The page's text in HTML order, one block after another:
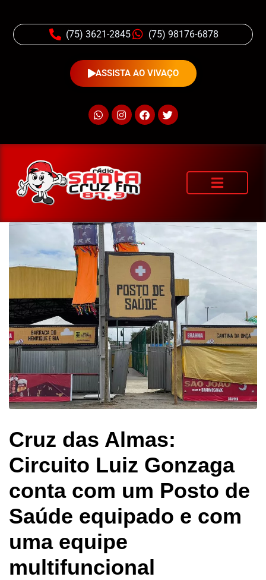
(75) 3621-2845 (75) 98176-6878
ASSISTA AO VIVAÇO
Cruz das Almas:
Circuito Luiz Gonzaga
conta com um Posto de
Saúde equipado e com
uma equipe
multifuncional